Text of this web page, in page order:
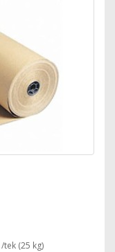
/tek (25 kg)